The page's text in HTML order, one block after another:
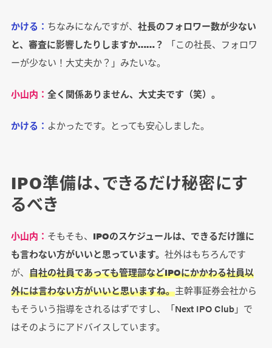
かける： ちなみになんですが、 社長のフォロワー数が少ない
と、審査に影響したりしますか……？
「この社長、フォロワ
ーが少ない！大丈夫か？」みたいな。
小山内： 全く関係ありません、大丈夫です（笑）。
かける： よかったです。とっても安心しました。
IPO準備は、できるだけ秘密にす
るべき
小山内： そもそも、 IPOのスケジュールは、できるだけ誰に
も言わない方がいいと思っています。 社外はもちろんです
が、 自社の社員であっても管理部などIPOにかかわる社員以
外には言わない方がいいと思いますね。主幹事証券会社から
もそういう指導をされるはずですし、「Next IPO Club」で
はそのようにアドバイスしています。